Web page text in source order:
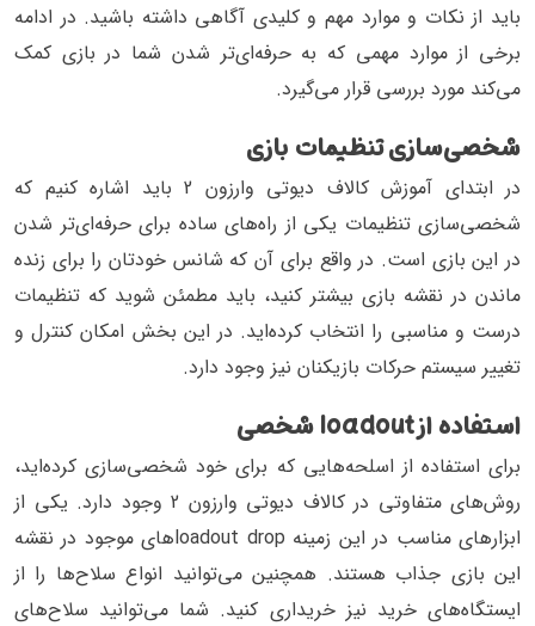
باید از نکات و موارد مهم و کلیدی آگاهی داشته باشید. در ادامه
برخی از موارد مهمی که به حرفه‌ای‌تر شدن شما در بازی کمک
می‌کند مورد بررسی قرار می‌گیرد.
شخصی‌سازی تنظیمات بازی
در ابتدای آموزش کالاف دیوتی وارزون 2 باید اشاره کنیم که
شخصی‌سازی تنظیمات یکی از راه‌های ساده برای حرفه‌ای‌تر شدن
در این بازی است. در واقع برای آن که شانس خودتان را برای زنده
ماندن در نقشه بازی بیشتر کنید، باید مطمئن شوید که تنظیمات
درست و مناسبی را انتخاب کرده‌اید. در این بخش امکان کنترل و
تغییر سیستم حرکات بازیکنان نیز وجود دارد.
استفاده از loadout شخصی
برای استفاده از اسلحه‌هایی که برای خود شخصی‌سازی کرده‌اید،
روش‌های متفاوتی در کالاف دیوتی وارزون 2 وجود دارد. یکی از
ابزارهای مناسب در این زمینه loadout dropهای موجود در نقشه
این بازی جذاب هستند. همچنین می‌توانید انواع سلاح‌ها را از
ایستگاه‌های خرید نیز خریداری کنید. شما می‌توانید سلاح‌های